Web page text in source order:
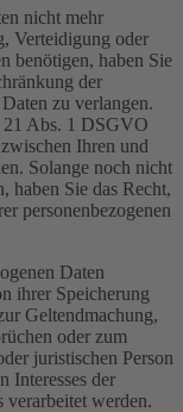
nicht mehr
Verteidigung oder
benötigen, haben Sie
der
zu verlangen.
21 Abs. 1 DSGVO
Ihren und
Solange noch nicht
haben Sie das Recht,
personenbezogenen
Daten
ihrer Speicherung
Geltendmachung,
oder zum
juristischen Person
Interesses der
verarbeitet werden.